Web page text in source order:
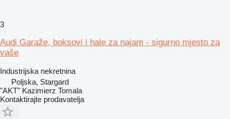
3
Audi Garaže, boksovi i hale za najam - sigurno mjesto za
vaše
Industrijska nekretnina
Poljska, Stargard
"AKT" Kazimierz Tomala
Kontaktirajte prodavatelja